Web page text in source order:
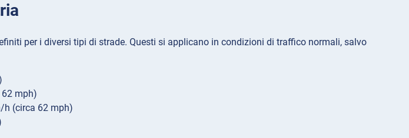
per i diversi tipi di strade. Questi si applicano in condizioni di traffico normali, salvo
mph)
h (circa 62 mph)